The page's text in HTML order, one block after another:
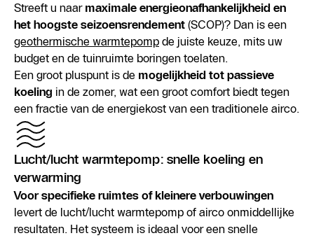
Streeft u naar maximale energieonafhankelijkheid en
het hoogste seizoensrendement (SCOP)? Dan is een
geothermische warmtepomp de juiste keuze, mits uw
budget en de tuinruimte boringen toelaten.
Een groot pluspunt is de mogelijkheid tot passieve
koeling in de zomer, wat een groot comfort biedt tegen
een fractie van de energiekost van een traditionele airco.
Lucht/lucht warmtepomp: snelle koeling en
verwarming
Voor specifieke ruimtes of kleinere verbouwingen
levert de lucht/lucht warmtepomp of airco onmiddellijke
resultaten. Het systeem is ideaal voor een snelle